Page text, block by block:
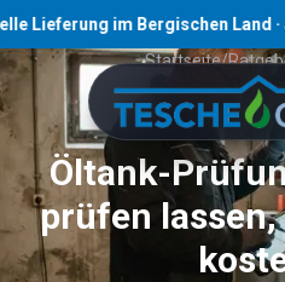
im Bergischen Land · Jetzt
Startseite/
Min.
Öltank-
prüfen